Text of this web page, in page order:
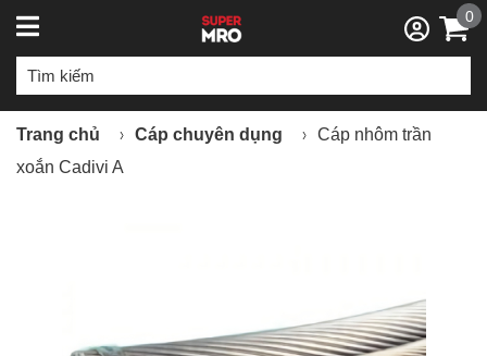
0
Trang chủ Cáp chuyên dụng
Cáp nhôm trần
xoắn Cadivi A